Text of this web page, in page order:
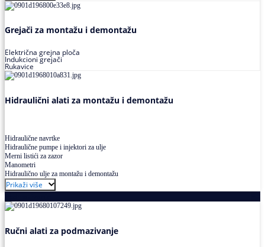
Grejači za montažu i demontažu
Električna grejna ploča
Indukcioni grejači
Rukavice
Hidraulični alati za montažu i demontažu
Hidraulične navrtke
Hidraulične pumpe i injektori za ulje
Merni listići za zazor
Manometri
Hidraulično ulje za montažu i demontažu
Prikaži više
Ručni alati za podmazivanje